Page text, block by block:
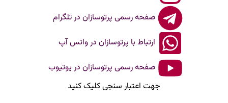
صفحه رسمی پرتوسازان در تلگرام
ارتباط با پرتوسازان در واتس آپ
صفحه رسمی پرتوسازان در یوتیوب
جهت اعتبار سنجی کلیک کنید